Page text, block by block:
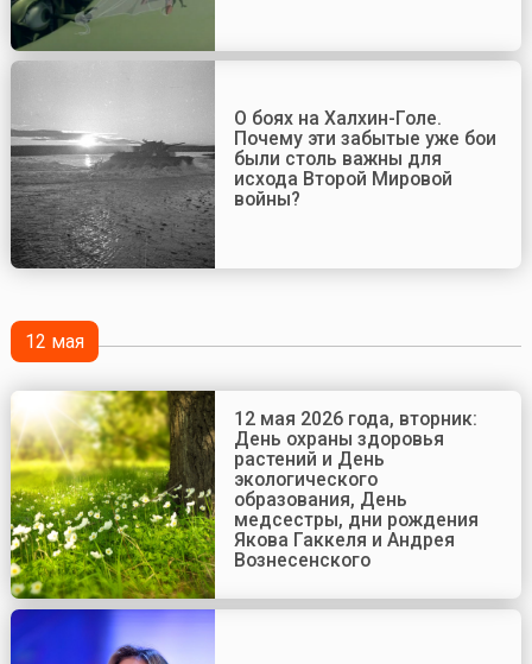
О боях на Халхин-Голе.
Почему эти забытые уже бои
были столь важны для
исхода Второй Мировой
войны?
12 мая
12 мая 2026 года, вторник:
День охраны здоровья
растений и День
экологического
образования, День
медсестры, дни рождения
Якова Гаккеля и Андрея
Вознесенского